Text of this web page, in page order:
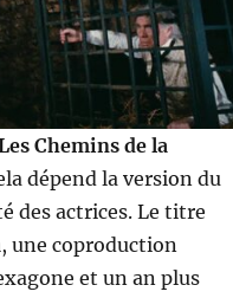
Chemins de la
dépend la version du
des actrices. Le titre
, une coproduction
et un an plus